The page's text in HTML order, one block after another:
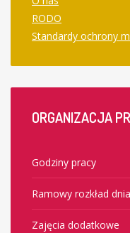
RODO
Standardy ochrony
ORGANIZACJA
Godziny pracy
Ramowy rozkład dnia
Zajęcia dodatkowe